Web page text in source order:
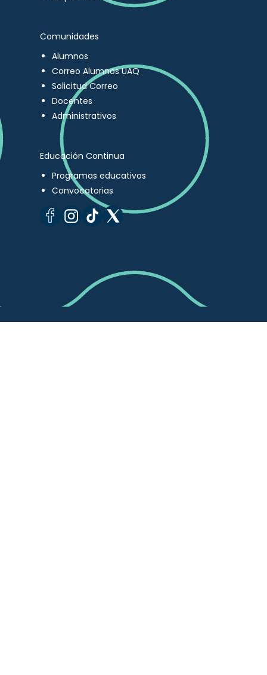
Comunidades
Alumnos
Correo Alumnos UAQ
Solicitud Correo
Docentes
Administrativos
Educación Continua
Programas educativos
Convocatorias